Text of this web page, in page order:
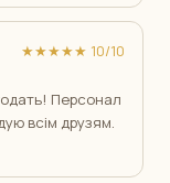
★★★★★ 10/10
Персонал
всім друзям.